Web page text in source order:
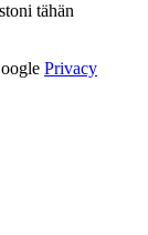
tähän
Privacy